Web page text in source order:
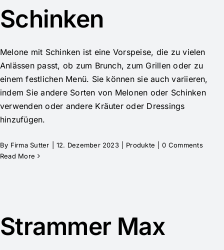
Schinken
Melone mit Schinken ist eine Vorspeise, die zu vielen
Anlässen passt, ob zum Brunch, zum Grillen oder zu
einem festlichen Menü. Sie können sie auch variieren,
indem Sie andere Sorten von Melonen oder Schinken
verwenden oder andere Kräuter oder Dressings
hinzufügen.
By Firma Sutter 12. Dezember 2023 Produkte
0 Comments
Read More
Strammer Max